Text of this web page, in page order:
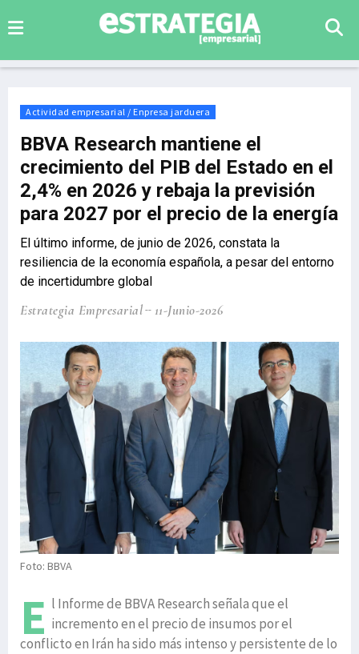
Actividad empresarial / Enpresa jarduera
BBVA Research mantiene el
crecimiento del PIB del Estado en el
2,4% en 2026 y rebaja la previsión
para 2027 por el precio de la energía
El último informe, de junio de 2026, constata la
resiliencia de la economía española, a pesar del entorno
de incertidumbre global
Estrategia Empresarial 11-Junio-2026
Foto: BBVA
E l Informe de BBVA Research señala que el
incremento en el precio de insumos por el
conflicto en Irán ha sido más intenso y persistente de lo